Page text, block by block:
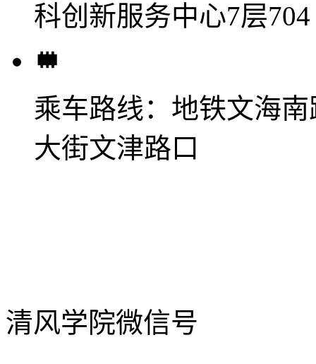
科创新服务中心7层704
乘车路线： 地铁文海
大街文津路口
清风学院微信号